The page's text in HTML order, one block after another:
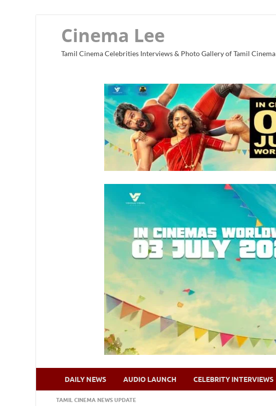
Cinema Lee
Tamil Cinema Celebrities Interviews & Photo Gallery of Tamil Cinema
DAILY NEWS AUDIO LAUNCH CELEBRITY INTERVIEWS
TAMIL CINEMA NEWS UPDATE